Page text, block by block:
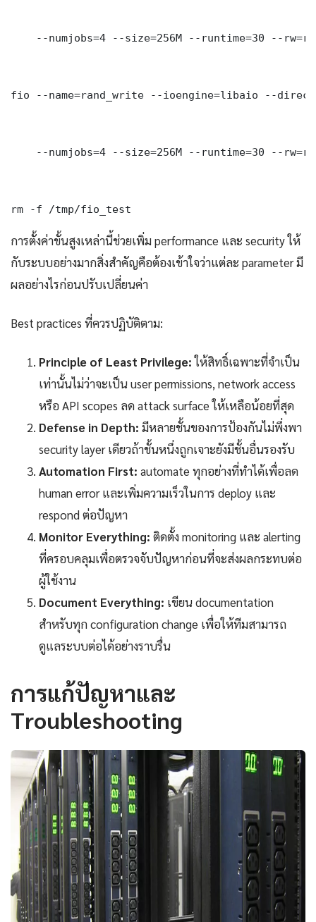
--numjobs=4 --size=256M --runtime=30 --
fio --name=rand_write --ioengine=libaio --
--numjobs=4 --size=256M --runtime=30 --
rm -f /tmp/fio_test
การตั้งค่าขั้นสูงเหล่านี้ช่วยเพิ่ม performance และ security ให้
กับระบบอย่างมากสิ่งสำคัญคือต้องเข้าใจว่าแต่ละ parameter มี
ผลอย่างไรก่อนปรับเปลี่ยนค่า
Best practices ที่ควรปฏิบัติตาม:
Principle of Least Privilege:ให้สิทธิ์เฉพาะที่จำเป็น
เท่านั้นไม่ว่าจะเป็น user permissions, network access
หรือ API scopes ลด attack surface ให้เหลือน้อยที่สุด
Defense in Depth: มีหลายชั้นของการป้องกันไม่พึ่งพา
security layer เดียวถ้าชั้นหนึ่งถูกเจาะยังมีชั้นอื่นรองรับ
Automation First: automate ทุกอย่างที่ทำได้เพื่อลด
human error และเพิ่มความเร็วในการ deploy และ
respond ต่อปัญหา
Monitor Everything: ติดตั้ง monitoring และ alerting
ที่ครอบคลุมเพื่อตรวจจับปัญหาก่อนที่จะส่งผลกระทบต่อ
ผู้ใช้งาน
Document Everything: เขียน documentation
สำหรับทุก configuration change เพื่อให้ทีมสามารถ
ดูแลระบบต่อได้อย่างราบรื่น
การแก้ปัญหาและ
Troubleshooting